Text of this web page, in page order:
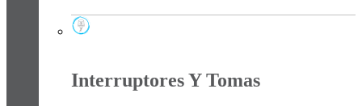
Interruptores Y Tomas